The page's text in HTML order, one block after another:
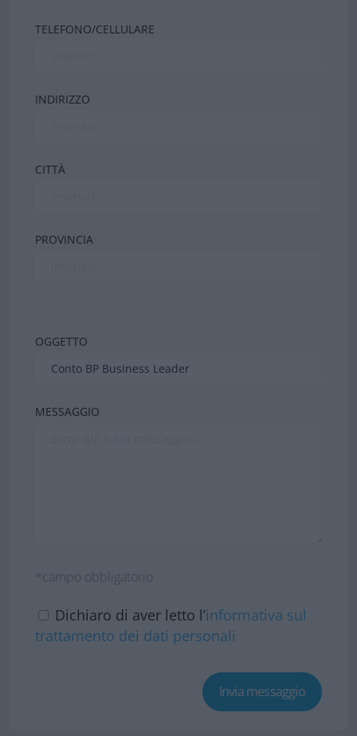
TELEFONO/CELLULARE
INDIRIZZO
CITTÀ
PROVINCIA
OGGETTO
MESSAGGIO
*campo obbligatorio
Dichiaro di aver letto l’informativa sul
trattamento dei dati personali